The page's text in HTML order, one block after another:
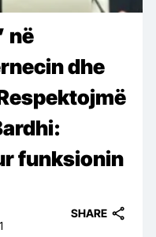
në
dhe
funksionin
SHARE